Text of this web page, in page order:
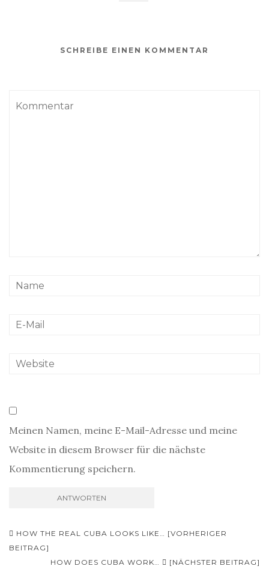
SCHREIBE EINEN KOMMENTAR
Meinen Namen, meine E-Mail-Adresse und meine
Website in diesem Browser für die nächste
Kommentierung speichern.
Beitrags-
Navigation
HOW THE REAL CUBA LOOKS LIKE… [VORHERIGER
BEITRAG]
HOW DOES CUBA WORK…
[NÄCHSTER BEITRAG]